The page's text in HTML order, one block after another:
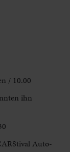
/ 10.00
ihn
Auto-